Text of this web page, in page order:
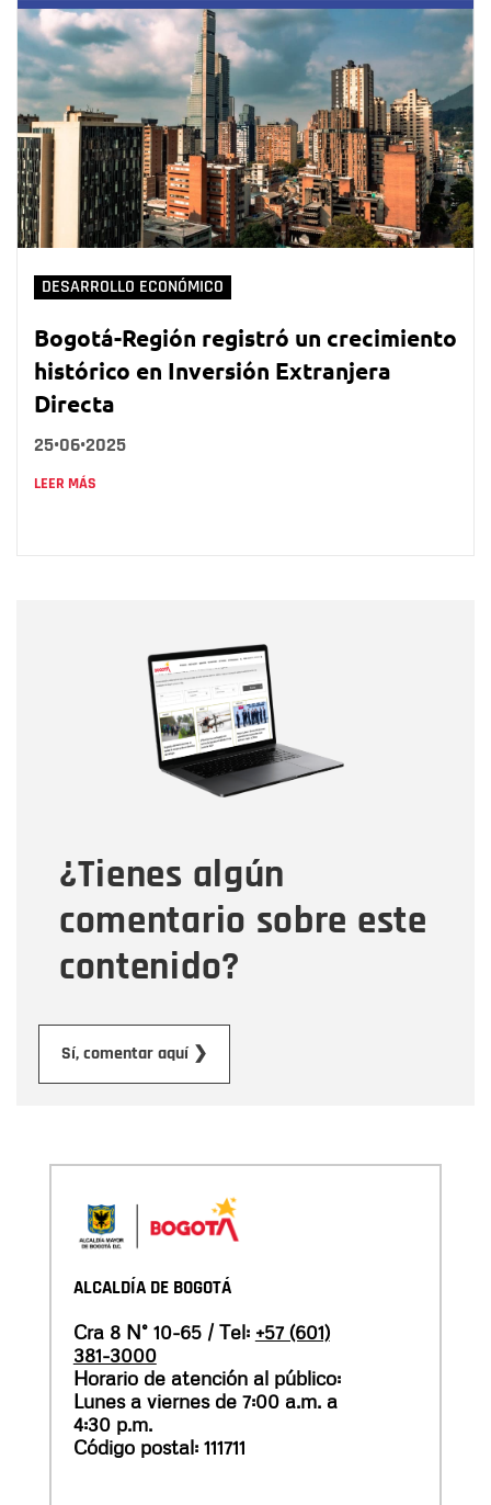
DESARROLLO ECONÓMICO
Bogotá-Región registró un crecimiento
histórico en Inversión Extranjera
Directa
25•06•2025
LEER MÁS
¿Tienes algún
comentario sobre este
contenido?
Sí, comentar aquí ❯
Correo electrónico
Tipo de comentario
Mensaje
ALCALDÍA DE BOGOTÁ
Cra 8 N° 10-65 / Tel: +57 (601)
381-3000
Horario de atención al público:
Lunes a viernes de 7:00 a.m. a
4:30 p.m.
Código postal: 111711